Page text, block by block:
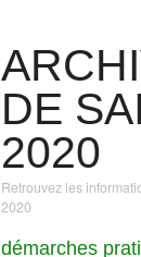
DE
2020
Retrouvez les
2020
démarches